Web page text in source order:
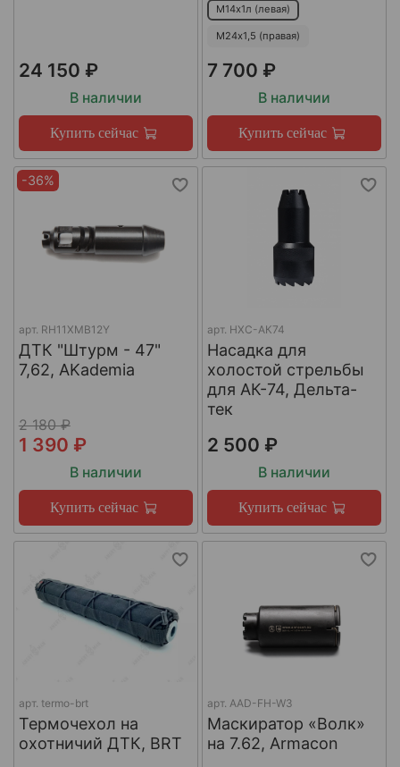
24 150 ₽
В наличии
Купить сейчас
М14х1л (левая)
М24х1,5 (правая)
7 700 ₽
В наличии
Купить сейчас
-36%
арт. RH11XMB12Y
ДТК "Штурм - 47"
7,62, AKademia
2 180 ₽
1 390 ₽
В наличии
Купить сейчас
арт. НХС-АК74
Насадка для
холостой стрельбы
для АК-74, Дельта-
тек
2 500 ₽
В наличии
Купить сейчас
арт. termo-brt
Термочехол на
охотничий ДТК, BRT
арт. AAD-FH-W3
Маскиратор «Волк»
на 7.62, Armacon